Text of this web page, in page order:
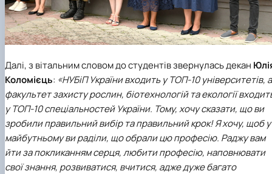
Далі, з вітальним словом до студентів звернулась декан
Коломієць: «НУБіП України входить у ТОП-10 університетів, а
факультет захисту рослин, біотехнологій та екології
у ТОП-10 спеціальностей України. Тому, хочу сказати, що ви
зробили правильний вибір та правильний крок! Я хочу, щоб у
майбутньому ви раділи, що обрали цю професію. Раджу вам
йти за покликанням серця, любити професію, наповнювати
свої знання, розвиватися, вчитися, адже дуже багато